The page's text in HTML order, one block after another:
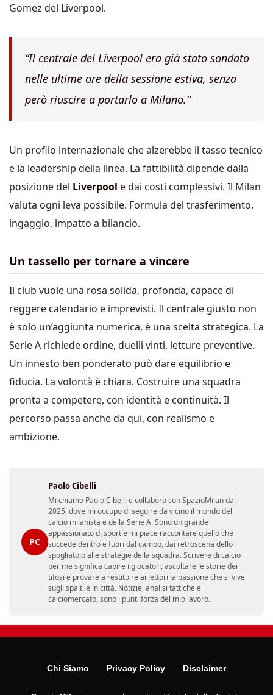
Gomez del Liverpool.
“Il centrale del Liverpool era già stato sondato
nelle ultime ore della sessione estiva, senza
però riuscire a portarlo a Milano.”
Un profilo internazionale che alzerebbe il tasso tecnico
e la leadership della linea. La fattibilità dipende dalla
posizione del Liverpool e dai costi complessivi. Il Milan
valuta ogni leva possibile. Formula del trasferimento,
ingaggio, impatto a bilancio.
Un tassello per tornare a vincere
Il club vuole una rosa solida, profonda, capace di
reggere calendario e imprevisti. Il centrale giusto non
è solo un’aggiunta numerica, è una scelta strategica. La
Serie A richiede ordine, duelli vinti, letture preventive.
Un innesto ben ponderato può dare equilibrio e
fiducia. La volontà è chiara. Costruire una squadra
pronta a competere, con identità e continuità. Il
percorso passa anche da qui, con realismo e
ambizione.
PC
Paolo Cibelli
Mi chiamo Paolo Cibelli e collaboro con SpazioMilan dal
2025, dove mi occupo di seguire da vicino il mondo del
calcio milanista e della Serie A. Sono un grande
appassionato di sport e mi piace raccontare quello che
succede dentro e fuori dal campo, dai retroscena dello
spogliatoio alle strategie della squadra. Scrivere di calcio
per me significa capire i giocatori, ascoltare le storie dei
tifosi e provare a restituire ai lettori la passione che si vive
sugli spalti e in città. Notizie, analisi tattiche e
calciomercato, sono i punti forza del mio lavoro.
Chi Siamo Privacy Policy Disclaimer